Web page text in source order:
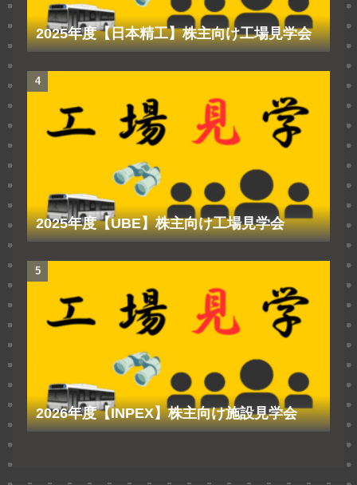
2025年度【日本精工】株主向け工場見学会
2025年度【UBE】株主向け工場見学会
2026年度【INPEX】株主向け施設見学会